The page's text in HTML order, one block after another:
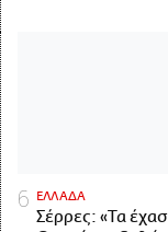
ΕΛΛΑΔΑ
Σέρρες: «Τα